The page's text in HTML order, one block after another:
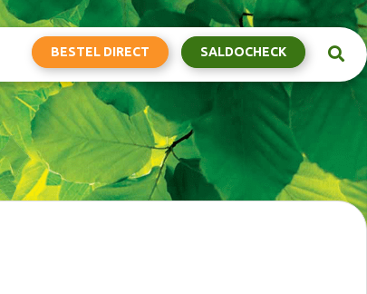
BESTEL DIRECT SALDOCHECK